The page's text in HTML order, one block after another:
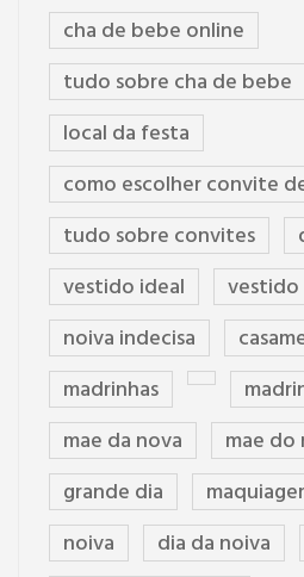
cha de bebe online
tudo sobre cha de bebe
local da festa
como escolher convite
tudo sobre convites
vestido ideal
noiva indecisa
madrinhas
mae da nova
mae do
grande dia
noiva
dia da noiva